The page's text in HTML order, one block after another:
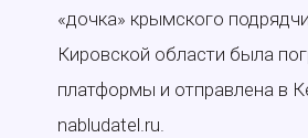
«дочка» крымского
Кировской области была
платформы и отправлена в
nabludatel.ru.